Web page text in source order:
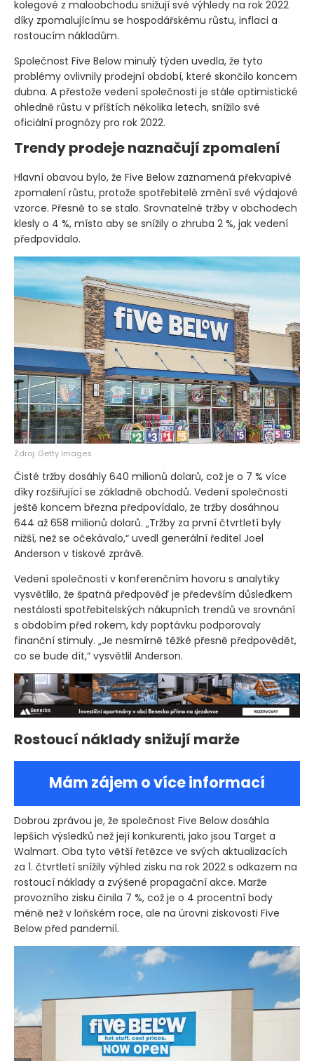
kolegové z maloobchodu snižují své výhledy na rok 2022
díky zpomalujícímu se hospodářskému růstu, inflaci a
rostoucím nákladům.
Společnost Five Below minulý týden uvedla, že tyto
problémy ovlivnily prodejní období, které skončilo koncem
dubna. A přestože vedení společnosti je stále optimistické
ohledně růstu v příštích několika letech, snížilo své
oficiální prognózy pro rok 2022.
Trendy prodeje naznačují zpomalení
Hlavní obavou bylo, že Five Below zaznamená překvapivé
zpomalení růstu, protože spotřebitelé změní své výdajové
vzorce. Přesně to se stalo. Srovnatelné tržby v obchodech
klesly o 4 %, místo aby se snížily o zhruba 2 %, jak vedení
předpovídalo.
Zdroj: Getty Images
Čisté tržby dosáhly 640 milionů dolarů, což je o 7 % více
díky rozšiřující se základně obchodů. Vedení společnosti
ještě koncem března předpovídalo, že tržby dosáhnou
644 až 658 milionů dolarů. „Tržby za první čtvrtletí byly
nižší, než se očekávalo,“ uvedl generální ředitel Joel
Anderson v tiskové zprávě.
Vedení společnosti v konferenčním hovoru s analytiky
vysvětlilo, že špatná předpověď je především důsledkem
nestálosti spotřebitelských nákupních trendů ve srovnání
s obdobím před rokem, kdy poptávku podporovaly
finanční stimuly. „Je nesmírně těžké přesně předpovědět,
co se bude dít,“ vysvětlil Anderson.
Rostoucí náklady snižují marže
Mám zájem o více informací
Dobrou zprávou je, že společnost Five Below dosáhla
lepších výsledků než její konkurenti, jako jsou Target a
Walmart. Oba tyto větší řetězce ve svých aktualizacích
za 1. čtvrtletí snížily výhled zisku na rok 2022 s odkazem na
rostoucí náklady a zvýšené propagační akce. Marže
provozního zisku činila 7 %, což je o 4 procentní body
méně než v loňském roce, ale na úrovni ziskovosti Five
Below před pandemií.